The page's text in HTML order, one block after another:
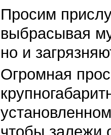
Просим
выбрасывая
но и
Огромная